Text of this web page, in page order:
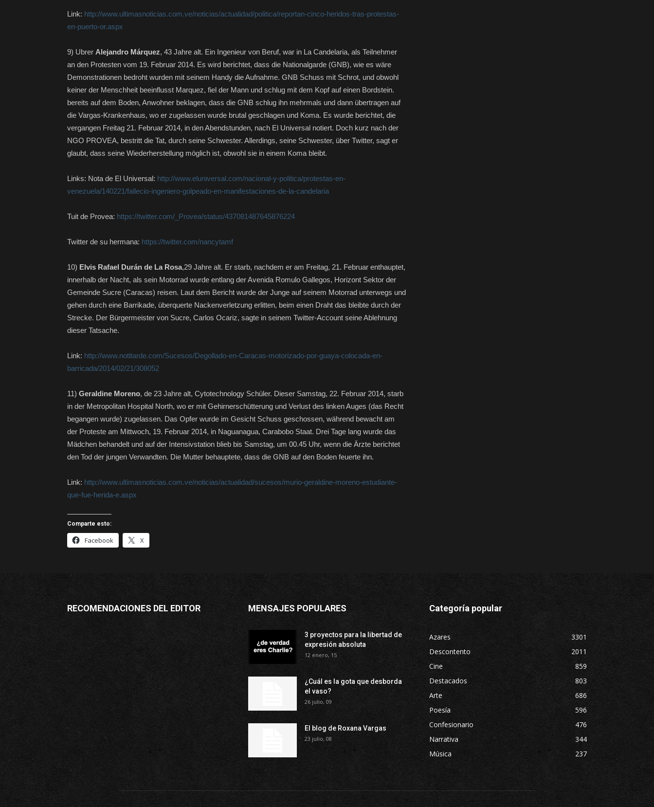
Link: http://www.ultimasnoticias.com.ve/noticias/actualidad/politica/reportan-cinco-heridos-tras-protestas-
en-puerto-or.aspx
9) Ubrer Alejandro Márquez, 43 Jahre alt. Ein Ingenieur von Beruf, war in La Candelaria, als Teilnehmer
an den Protesten vom 19. Februar 2014. Es wird berichtet, dass die Nationalgarde (GNB), wie es wäre
Demonstrationen bedroht wurden mit seinem Handy die Aufnahme. GNB Schuss mit Schrot, und obwohl
keiner der Menschheit beeinflusst Marquez, fiel der Mann und schlug mit dem Kopf auf einen Bordstein.
bereits auf dem Boden, Anwohner beklagen, dass die GNB schlug ihn mehrmals und dann übertragen auf
die Vargas-Krankenhaus, wo er zugelassen wurde brutal geschlagen und Koma. Es wurde berichtet, die
vergangen Freitag 21. Februar 2014, in den Abendstunden, nach El Universal notiert. Doch kurz nach der
NGO PROVEA, bestritt die Tat, durch seine Schwester. Allerdings, seine Schwester, über Twitter, sagt er
glaubt, dass seine Wiederherstellung möglich ist, obwohl sie in einem Koma bleibt.
Links: Nota de El Universal: http://www.eluniversal.com/nacional-y-politica/protestas-en-
venezuela/140221/fallecio-ingeniero-golpeado-en-manifestaciones-de-la-candelaria
Tuit de Provea: https://twitter.com/_Provea/status/437081487645876224
Twitter de su hermana: https://twitter.com/nancytamf
10) Elvis Rafael Durán de La Rosa,29 Jahre alt. Er starb, nachdem er am Freitag, 21. Februar enthauptet,
innerhalb der Nacht, als sein Motorrad wurde entlang der Avenida Romulo Gallegos, Horizont Sektor der
Gemeinde Sucre (Caracas) reisen. Laut dem Bericht wurde der Junge auf seinem Motorrad unterwegs und
gehen durch eine Barrikade, überquerte Nackenverletzung erlitten, beim einen Draht das bleibte durch der
Strecke. Der Bürgermeister von Sucre, Carlos Ocariz, sagte in seinem Twitter-Account seine Ablehnung
dieser Tatsache.
Link: http://www.notitarde.com/Sucesos/Degollado-en-Caracas-motorizado-por-guaya-colocada-en-
barricada/2014/02/21/308052
11) Geraldine Moreno, de 23 Jahre alt, Cytotechnology Schüler. Dieser Samstag, 22. Februar 2014, starb
in der Metropolitan Hospital North, wo er mit Gehirnerschütterung und Verlust des linken Auges (das Recht
begangen wurde) zugelassen. Das Opfer wurde im Gesicht Schuss geschossen, während bewacht am
der Proteste am Mittwoch, 19. Februar 2014, in Naguanagua, Carabobo Staat. Drei Tage lang wurde das
Mädchen behandelt und auf der Intensivstation blieb bis Samstag, um 00.45 Uhr, wenn die Ärzte berichtet
den Tod der jungen Verwandten. Die Mutter behauptete, dass die GNB auf den Boden feuerte ihn.
Link: http://www.ultimasnoticias.com.ve/noticias/actualidad/sucesos/murio-geraldine-moreno-estudiante-
que-fue-herida-e.aspx
Comparte esto:
Facebook X
RECOMENDACIONES DEL EDITOR MENSAJES POPULARES
3 proyectos para la libertad de
expresión absoluta
12 enero, 15
¿Cuál es la gota que desborda
el vaso?
26 julio, 09
El blog de Roxana Vargas
23 julio, 08
Categoría popular
Azares
3301
Descontento
2011
Cine
859
Destacados
803
Arte
686
Poesía
596
Confesionario
476
Narrativa
344
Música
237